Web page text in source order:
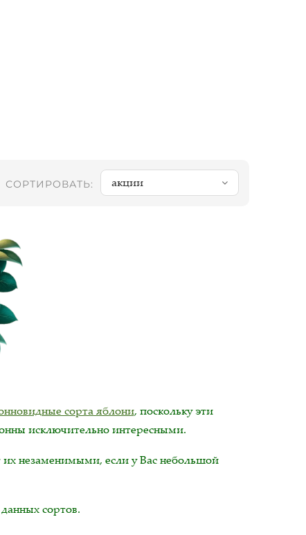
СОРТИРОВАТЬ: акции
сорта яблони, поскольку эти
исключительно интересными.
незаменимыми, если у Вас небольшой
сортов.